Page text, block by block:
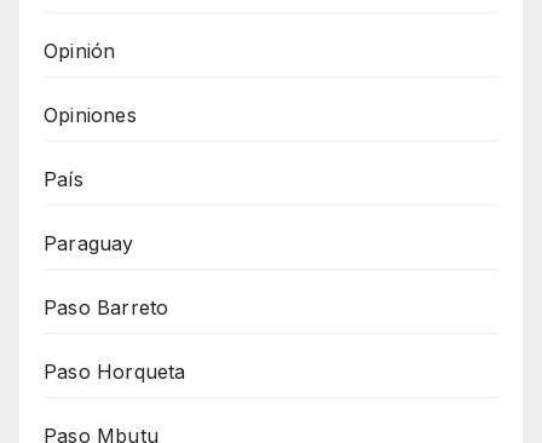
Opinión
Opiniones
País
Paraguay
Paso Barreto
Paso Horqueta
Paso Mbutu